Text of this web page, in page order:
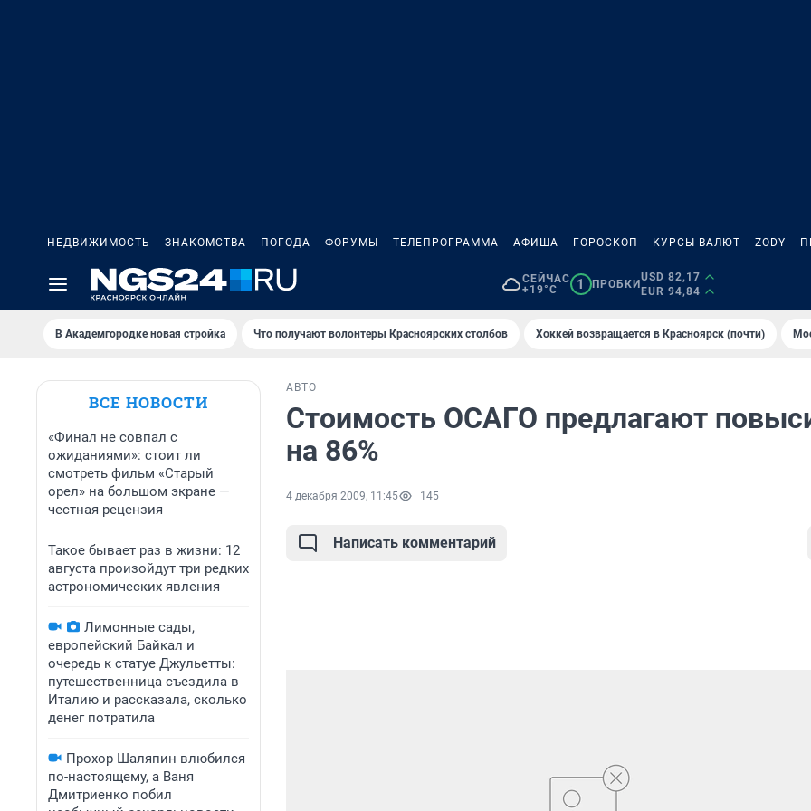
НЕДВИЖИМОСТЬ ЗНАКОМСТВА ПОГОДА ФОРУМЫ ТЕЛЕПРОГРАММА АФИША ГОРОСКОП КУРСЫ ВАЛЮТ ZODY
СЕЙЧАС
+19°C
1 ПРОБКИ
USD 82,17
EUR 94,84
В Академгородке новая стройка Что получают волонтеры Красноярских столбов Хоккей возвращается в Красноярск (почти)
ВСЕ НОВОСТИ
«Финал не совпал с
ожиданиями»: стоит ли
смотреть фильм «Старый
орел» на большом экране —
честная рецензия
Такое бывает раз в жизни: 12
августа произойдут три редких
астрономических явления
Лимонные сады,
европейский Байкал и
очередь к статуе Джульетты:
путешественница съездила в
Италию и рассказала, сколько
денег потратила
Прохор Шаляпин влюбился
по-настоящему, а Ваня
Дмитриенко побил
АВТО
Стоимость ОСАГО предлагают
на 86%
4 декабря 2009, 11:45 145
Написать комментарий